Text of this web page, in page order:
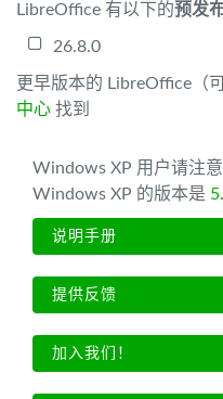
LibreOffice 有以下的预发
26.8.0
更早版本的 LibreOffice（
中心 找到
Windows XP 用户请注
Windows XP 的版本是
说明手册
提供反馈
加入我们！